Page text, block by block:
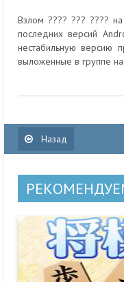
Взлом ???? ??? ????
последних версий
нестабильную версию
выложенные в группе
Назад